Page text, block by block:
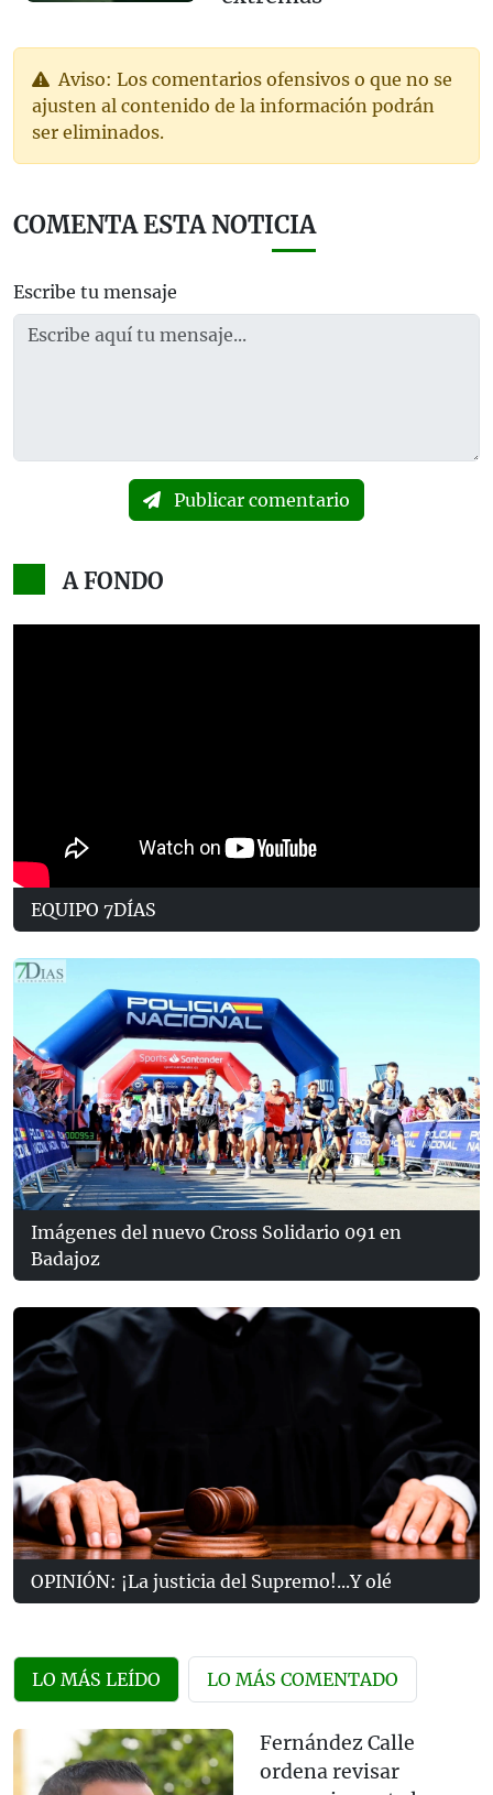
Aviso: Los comentarios ofensivos o que no se
ajusten al contenido de la información podrán
ser eliminados.
COMENTA ESTA NOTICIA
Escribe tu mensaje
Publicar comentario
A FONDO
EQUIPO 7DÍAS
Imágenes del nuevo Cross Solidario 091 en
Badajoz
OPINIÓN: ¡La justicia del Supremo!...Y olé
LO MÁS LEÍDO LO MÁS COMENTADO
Fernández Calle
ordena revisar